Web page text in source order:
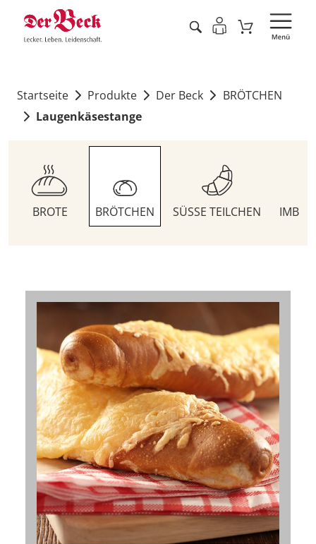
Startseite Produkte Der Beck
BRÖTCHEN
Laugenkäsestange
BROTE BRÖTCHEN SÜSSE TEILCHEN